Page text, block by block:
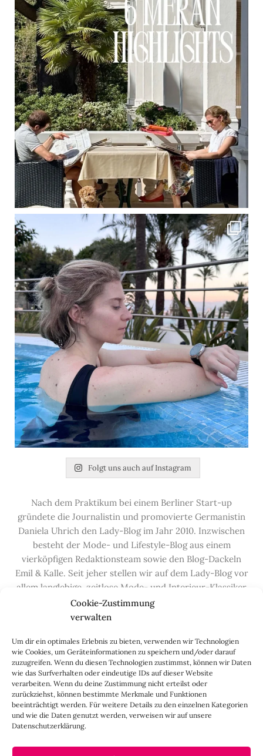
Cookie-Zustimmung
verwalten
Um dir ein optimales Erlebnis zu bieten, verwenden wir Technologien
wie Cookies, um Geräteinformationen zu speichern und/oder darauf
zuzugreifen. Wenn du diesen Technologien zustimmst, können wir Daten
wie das Surfverhalten oder eindeutige IDs auf dieser Website
verarbeiten. Wenn du deine Zustimmung nicht erteilst oder
zurückziehst, können bestimmte Merkmale und Funktionen
beeinträchtigt werden. Für weitere Details zu den einzelnen Kategorien
und wie die Daten genutzt werden, verweisen wir auf unsere
Datenschutzerklärung.
Folgt uns auch auf Instagram
Nach dem Praktikum bei einem Berliner Start-up
gründete die Journalistin und promovierte Germanistin
Daniela Uhrich den Lady-Blog im Jahr 2010. Inzwischen
besteht der Mode- und Lifestyle-Blog aus einem
vierköpfigen Redaktionsteam sowie den Blog-Dackeln
Emil & Kalle. Seit jeher stellen wir auf dem Lady-Blog vor
allem langlebige, zeitlose Mode- und Interieur-Klassiker
vor, die hochwertig verarbeitet und unter guten
Bedingungen hergestellt wurden – gerne „Made in
Handwerksberufe und kleine feine Firmen, denen wir
hier auf dem Blog eine Präsentationsfläche bieten, sowie
alle Dinge, die das Leben ein bisschen schöner machen.
Darüber hinaus legen wir großen Wert auf den
Austausch mit Euch, den Leserinnen – über die
Kommentarfunktion, dieLady-Frage, dieLove-List
auch überInstagram